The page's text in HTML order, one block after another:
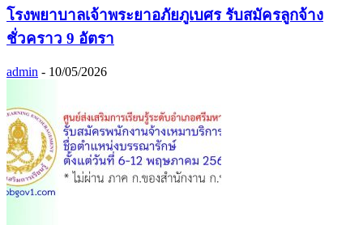
โรงพยาบาลเจ้าพระยาอภัยภูเบศร รับสมัครลูกจ้าง
ชั่วคราว 9 อัตรา
admin - 10/05/2026